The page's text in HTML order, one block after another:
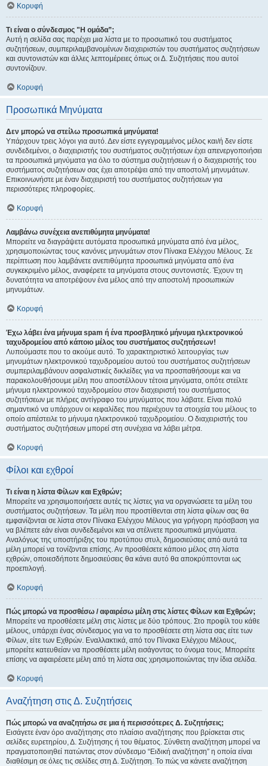
Κορυφή
Τι είναι ο σύνδεσμος "Η ομάδα”;
Αυτή η σελίδα σας παρέχει μια λίστα με το προσωπικό του συστήματος
συζητήσεων, συμπεριλαμβανομένων διαχειριστών του συστήματος συζητήσεων
και συντονιστών και άλλες λεπτομέρειες όπως οι Δ. Συζητήσεις που αυτοί
συντονίζουν.
Κορυφή
Προσωπικά Μηνύματα
Δεν μπορώ να στείλω προσωπικά μηνύματα!
Υπάρχουν τρεις λόγοι για αυτό. Δεν είστε εγγεγραμμένος μέλος και/ή δεν είστε
συνδεδεμένοι, ο διαχειριστής του συστήματος συζητήσεων έχει απενεργοποιήσει
τα προσωπικά μηνύματα για όλο το σύστημα συζητήσεων ή ο διαχειριστής του
συστήματος συζητήσεων σας έχει αποτρέψει από την αποστολή μηνυμάτων.
Επικοινωνήστε με έναν διαχειριστή του συστήματος συζητήσεων για
περισσότερες πληροφορίες.
Κορυφή
Λαμβάνω συνέχεια ανεπιθύμητα μηνύματα!
Μπορείτε να διαγράψετε αυτόματα προσωπικά μηνύματα από ένα μέλος,
χρησιμοποιώντας τους κανόνες μηνυμάτων στον Πίνακα Ελέγχου Μέλους. Σε
περίπτωση που λαμβάνετε ανεπιθύμητα προσωπικά μηνύματα από ένα
συγκεκριμένο μέλος, αναφέρετε τα μηνύματα στους συντονιστές. Έχουν τη
δυνατότητα να αποτρέψουν ένα μέλος από την αποστολή προσωπικών
μηνυμάτων.
Κορυφή
Έχω λάβει ένα μήνυμα spam ή ένα προσβλητικό μήνυμα ηλεκτρονικού
ταχυδρομείου από κάποιο μέλος του συστήματος συζητήσεων!
Λυπούμαστε που το ακούμε αυτό. Το χαρακτηριστικό λειτουργίας των
μηνυμάτων ηλεκτρονικού ταχυδρομείου αυτού του συστήματος συζητήσεων
συμπεριλαμβάνουν ασφαλιστικές δικλείδες για να προσπαθήσουμε και να
παρακολουθήσουμε μέλη που αποστέλλουν τέτοια μηνύματα, οπότε στείλτε
μήνυμα ηλεκτρονικού ταχυδρομείου στον διαχειριστή του συστήματος
συζητήσεων με πλήρες αντίγραφο του μηνύματος που λάβατε. Είναι πολύ
σημαντικό να υπάρχουν οι κεφαλίδες που περιέχουν τα στοιχεία του μέλους το
οποίο απέστειλε το μήνυμα ηλεκτρονικού ταχυδρομείου. Ο διαχειριστής του
συστήματος συζητήσεων μπορεί στη συνέχεια να λάβει μέτρα.
Κορυφή
Φίλοι και εχθροί
Τι είναι η λίστα Φίλων και Εχθρών;
Μπορείτε να χρησιμοποιήσετε αυτές τις λίστες για να οργανώσετε τα μέλη του
συστήματος συζητήσεων. Τα μέλη που προστίθενται στη λίστα φίλων σας θα
εμφανίζονται σε λίστα στον Πίνακα Ελέγχου Μέλους για γρήγορη πρόσβαση για
να βλέπετε εάν είναι συνδεδεμένοι και να στέλνετε προσωπικά μηνύματα.
Αναλόγως της υποστήριξης του προτύπου στυλ, δημοσιεύσεις από αυτά τα
μέλη μπορεί να τονίζονται επίσης. Αν προσθέσετε κάποιο μέλος στη λίστα
εχθρών, οποιεσδήποτε δημοσιεύσεις θα κάνει αυτό θα αποκρύπτονται ως
προεπιλογή.
Κορυφή
Πώς μπορώ να προσθέσω / αφαιρέσω μέλη στις λίστες Φίλων και Εχθρών;
Μπορείτε να προσθέσετε μέλη στις λίστες με δύο τρόπους. Στο προφίλ του κάθε
μέλους, υπάρχει ένας σύνδεσμος για να το προσθέσετε στη λίστα σας είτε των
Φίλων, είτε των Εχθρών. Εναλλακτικά, από τον Πίνακα Ελέγχου Μέλους,
μπορείτε κατευθείαν να προσθέσετε μέλη εισάγοντας το όνομα τους. Μπορείτε
επίσης να αφαιρέσετε μέλη από τη λίστα σας χρησιμοποιώντας την ίδια σελίδα.
Κορυφή
Αναζήτηση στις Δ. Συζητήσεις
Πώς μπορώ να αναζητήσω σε μια ή περισσότερες Δ. Συζητήσεις;
Εισάγετε έναν όρο αναζήτησης στο πλαίσιο αναζήτησης που βρίσκεται στις
σελίδες ευρετηρίου, Δ. Συζήτησης ή του θέματος. Σύνθετη αναζήτηση μπορεί να
πραγματοποιηθεί πατώντας στον σύνδεσμο “Ειδική αναζήτηση” η οποία είναι
διαθέσιμη σε όλες τις σελίδες στη Δ. Συζήτηση. Το πώς να κάνετε αναζήτηση